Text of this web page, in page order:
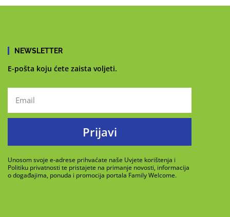
NEWSLETTER
E-pošta koju ćete zaista voljeti.
Prijavi
Unosom svoje e-adrese prihvaćate naše Uvjete korištenja i
Politiku privatnosti te pristajete na primanje novosti, informacija
o događajima, ponuda i promocija portala Family Welcome.